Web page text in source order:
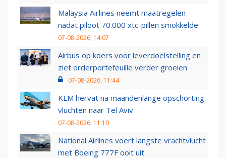
Malaysia Airlines neemt maatregelen
nadat piloot 70.000 xtc-pillen smokkelde
07-08-2026, 14:07
Airbus op koers voor leverdoelstelling en
ziet orderportefeuille verder groeien
07-08-2026, 11:44
KLM hervat na maandenlange opschorting
vluchten naar Tel Aviv
07-08-2026, 11:10
National Airlines voert langste vrachtvlucht
met Boeing 777F ooit uit